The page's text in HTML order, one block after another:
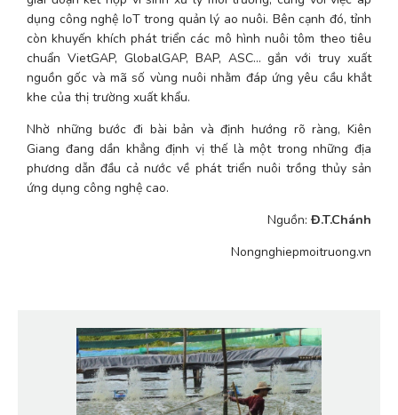
dụng công nghệ IoT trong quản lý ao nuôi. Bên cạnh đó, tỉnh
còn khuyến khích phát triển các mô hình nuôi tôm theo tiêu
chuẩn VietGAP, GlobalGAP, BAP, ASC... gắn với truy xuất
nguồn gốc và mã số vùng nuôi nhằm đáp ứng yêu cầu khắt
khe của thị trường xuất khẩu.
Nhờ những bước đi bài bản và định hướng rõ ràng, Kiên
Giang đang dần khẳng định vị thế là một trong những địa
phương dẫn đầu cả nước về phát triển nuôi trồng thủy sản
ứng dụng công nghệ cao.
Nguồn: Đ.T.Chánh
Nongnghiepmoitruong.vn